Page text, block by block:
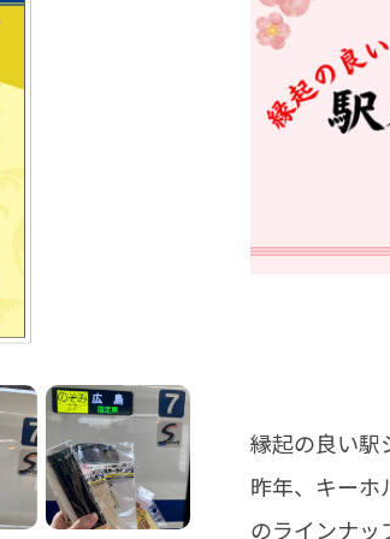
縁起の良い駅
昨年、キーホ
のラインナッ